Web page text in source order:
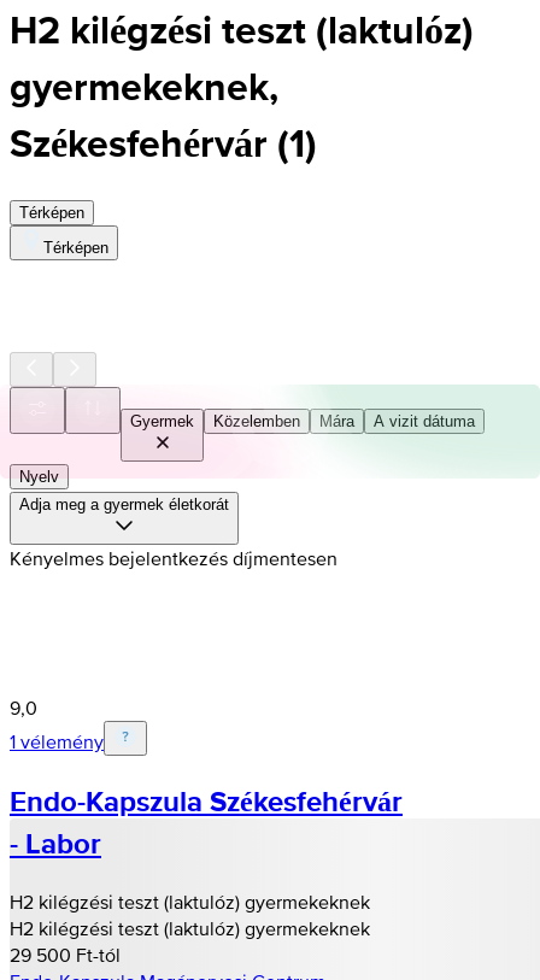
H2 kilégzési teszt (laktulóz)
gyermekeknek,
Székesfehérvár (1)
Térképen
Térképen
Gyermek Közelemben Mára A vizit dátuma
Nyelv
Adja meg a gyermek életkorát
Kényelmes bejelentkezés díjmentesen
9,0
1 vélemény
Endo-Kapszula Székesfehérvár
- Labor
H2 kilégzési teszt (laktulóz) gyermekeknek
H2 kilégzési teszt (laktulóz) gyermekeknek
29 500 Ft-tól